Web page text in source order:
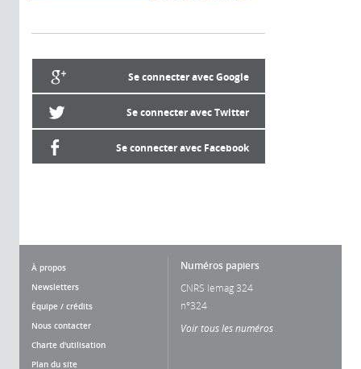
Se connecter avec Google
Se connecter avec Twitter
Se connecter avec Facebook
À propos
Newsletters
Équipe / crédits
Nous contacter
Charte d'utilisation
Plan du site
Numéros papiers
CNRS lemag 324
n°324
Voir tous les numéros